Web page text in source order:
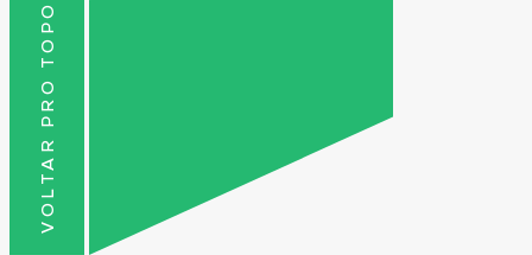
VOLTAR PRO TOPO